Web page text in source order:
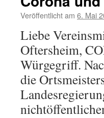
Veröffentlicht am 6. Mai
Liebe
Oftersheim,
Würgegriff.
die